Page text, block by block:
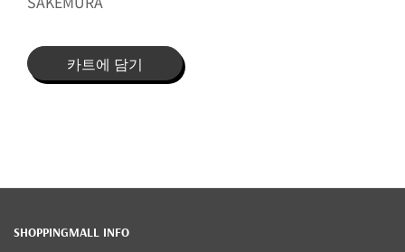
카트에 담기
SHOPPINGMALL INFO